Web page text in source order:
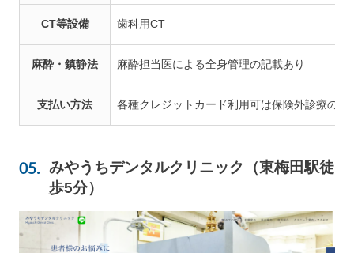
CT等設備 歯科用CT
麻酔・鎮静法 麻酔担当医による全身管理の記載あり
支払い方法 各種クレジットカード利用可は保険外診療のみ
みやうちデンタルクリニック（東梅田駅徒
歩5分）